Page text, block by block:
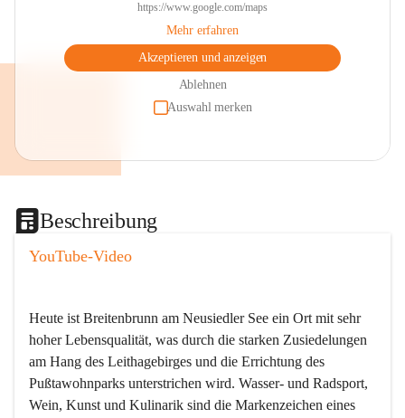
https://www.google.com/maps
Mehr erfahren
Akzeptieren und anzeigen
Ablehnen
Auswahl merken
Beschreibung
YouTube-Video
Heute ist Breitenbrunn am Neusiedler See ein Ort mit sehr
hoher Lebensqualität, was durch die starken Zusiedelungen
am Hang des Leithagebirges und die Errichtung des
Pußtawohnparks unterstrichen wird. Wasser- und Radsport,
Wein, Kunst und Kulinarik sind die Markenzeichen eines